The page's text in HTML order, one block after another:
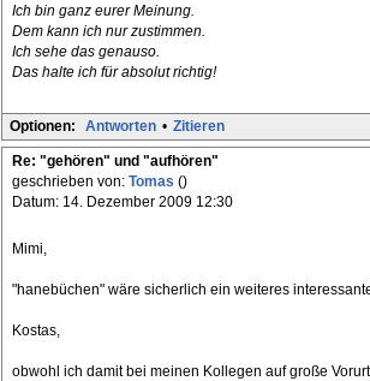
Ich bin ganz eurer Meinung.
Dem kann ich nur zustimmen.
Ich sehe das genauso.
Das halte ich für absolut richtig!
Optionen: Antworten • Zitieren
Re: "gehören" und "aufhören"
geschrieben von: Tomas ()
Datum: 14. Dezember 2009 12:30
Mimi,
"hanebüchen" wäre sicherlich ein weiteres
Kostas,
obwohl ich damit bei meinen Kollegen auf große